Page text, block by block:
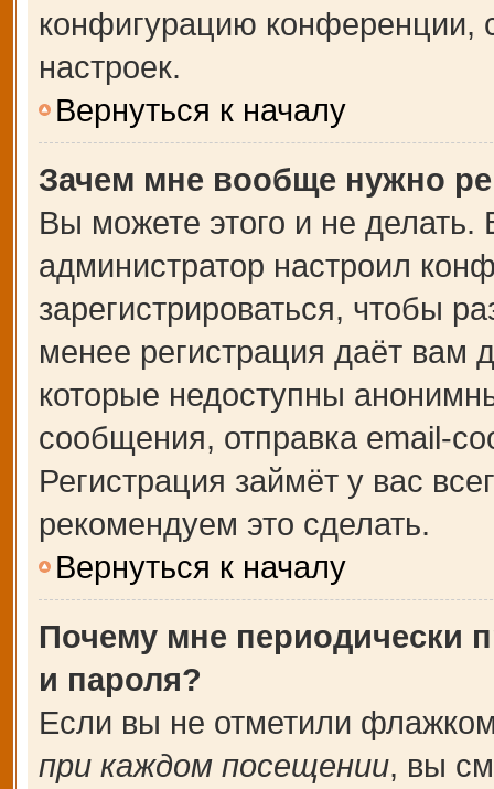
конфигурацию конференции,
настроек.
Вернуться к началу
Зачем мне вообще нужно
Вы можете этого и не делать.
администратор настроил
зарегистрироваться, чтобы
менее регистрация даёт вам
которые недоступны
сообщения, отправка email-
Регистрация займёт у вас
рекомендуем это сделать.
Вернуться к началу
Почему мне периодически
и пароля?
Если вы не отметили
при каждом посещении, вы